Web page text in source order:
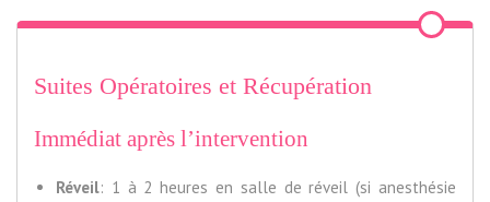
Suites Opératoires et Récupération
Immédiat après l’intervention
Réveil: 1 à 2 heures en salle de réveil (si anesthésie